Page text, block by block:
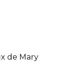
de Mary